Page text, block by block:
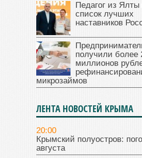
Педагог из
список лучших
наставников
получили более
миллионов
микрозаймов
ЛЕНТА НОВОСТЕЙ КРЫМА
20:00
Крымский полуостров:
августа